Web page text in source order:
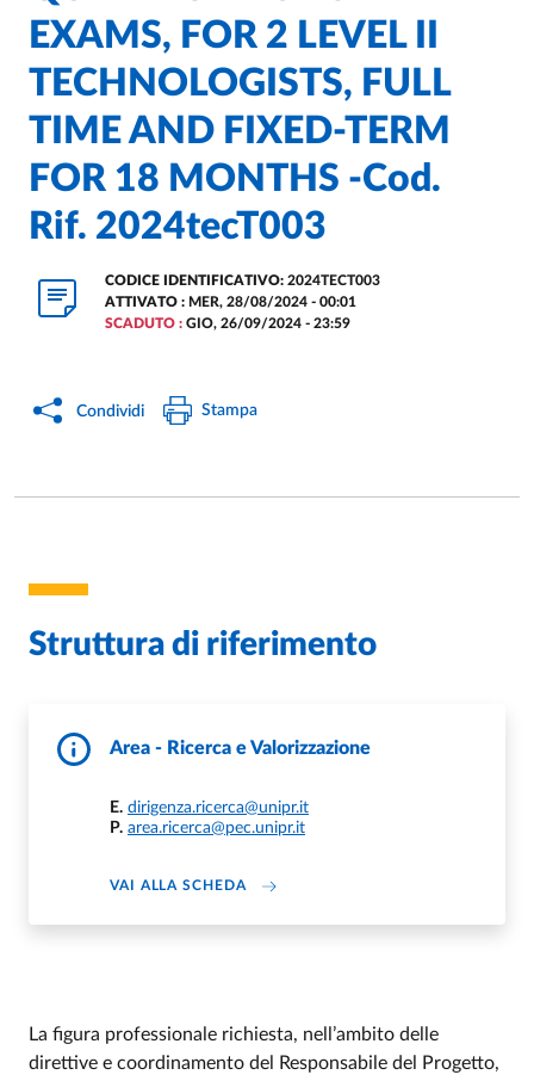
EXAMS, FOR 2 LEVEL II
TECHNOLOGISTS, FULL
TIME AND FIXED-TERM
FOR 18 MONTHS -Cod.
Rif. 2024tecT003
CODICE IDENTIFICATIVO: 2024TECT003
ATTIVATO : MER, 28/08/2024 - 00:01
SCADUTO : GIO, 26/09/2024 - 23:59
Condividi Stampa
Struttura di riferimento
Area - Ricerca e Valorizzazione
E. dirigenza.ricerca@unipr.it
P. area.ricerca@pec.unipr.it
VAI ALLA SCHEDADI AREA - RICERCA E
La figura professionale richiesta, nell’ambito delle
direttive e coordinamento del Responsabile del Progetto,